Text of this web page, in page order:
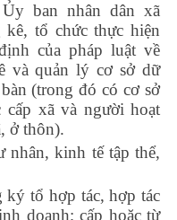
ban nhân dân xã
tổ chức thực hiện
của pháp luật về
và quản lý cơ sở dữ
(trong đó có cơ sở
xã và người hoạt
ở thôn).
nhân, kinh tế tập thể,
ký tổ hợp tác, hợp tác
doanh; cấp hoặc từ